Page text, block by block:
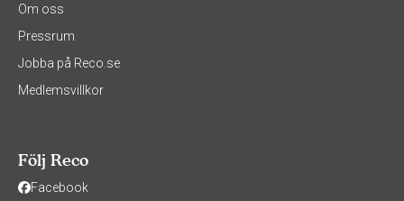
Om oss
Pressrum
Jobba på Reco.se
Medlemsvillkor
Följ Reco
Facebook